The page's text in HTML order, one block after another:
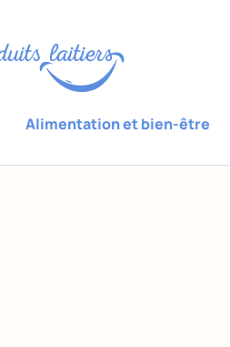
Alimentation et bien-être